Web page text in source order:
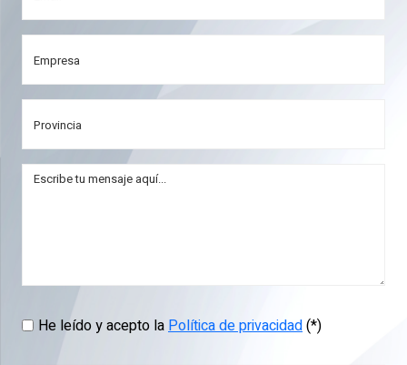
He leído y acepto laPolítica de privacidad(*)